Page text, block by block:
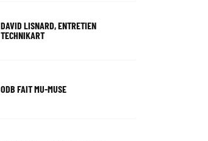
DAVID LISNARD, ENTRETIEN
TECHNIKART
ODB FAIT MU-MUSE